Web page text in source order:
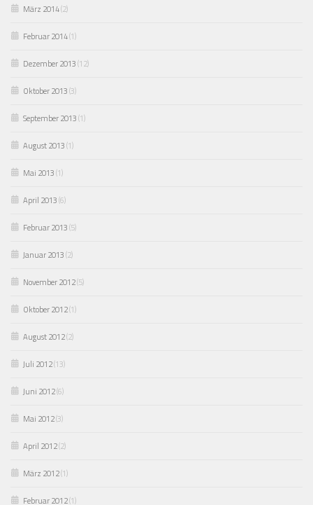
März 2014(2)
Februar 2014(1)
Dezember 2013(12)
Oktober 2013(3)
September 2013(1)
August 2013(1)
Mai 2013(1)
April 2013(6)
Februar 2013(5)
Januar 2013(2)
November 2012(5)
Oktober 2012(1)
August 2012(2)
Juli 2012(13)
Juni 2012(6)
Mai 2012(3)
April 2012(2)
März 2012(1)
Februar 2012(1)